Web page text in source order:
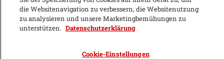
K
L M N O P Q R S
die Websitenavigation zu verbessern, die Websitenutzung
zu analysieren und unsere Marketingbemühungen zu
unterstützen. Datenschutzerklärung
Cookie-Einstellungen